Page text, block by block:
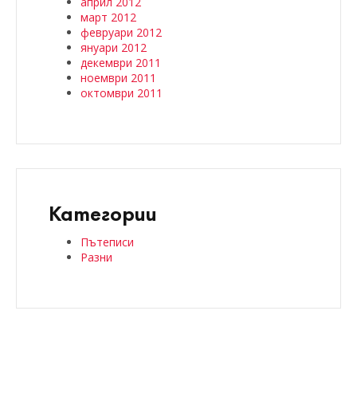
март 2012
февруари 2012
януари 2012
декември 2011
ноември 2011
октомври 2011
Категории
Пътеписи
Разни